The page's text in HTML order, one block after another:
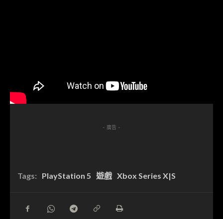
- 廣告 -
Tags: PlayStation 5 遊戲 Xbox Series X|S